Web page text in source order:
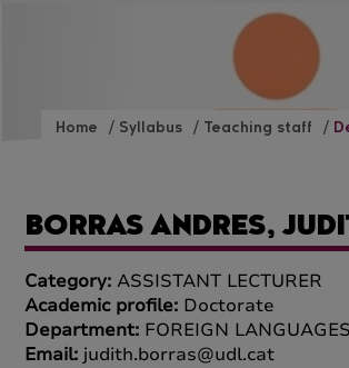
Home Syllabus Teaching staff
BORRAS ANDRES,
Category: ASSISTANT LECTURER
Academic profile: Doctorate
Department: FOREIGN
Email: judith.borras@udl.cat